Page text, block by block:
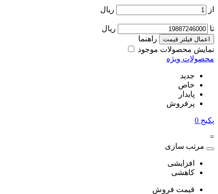
از ریال
تا ریال
اعمال فیلتر قیمت
راهنما
نمایش محصولات موجود
محصولات ویژه
جدید
خاص
پایدار
پرفروش
پکیج 0
=
مرتب سازی
افزایشی
کاهشی
قیمت فروش